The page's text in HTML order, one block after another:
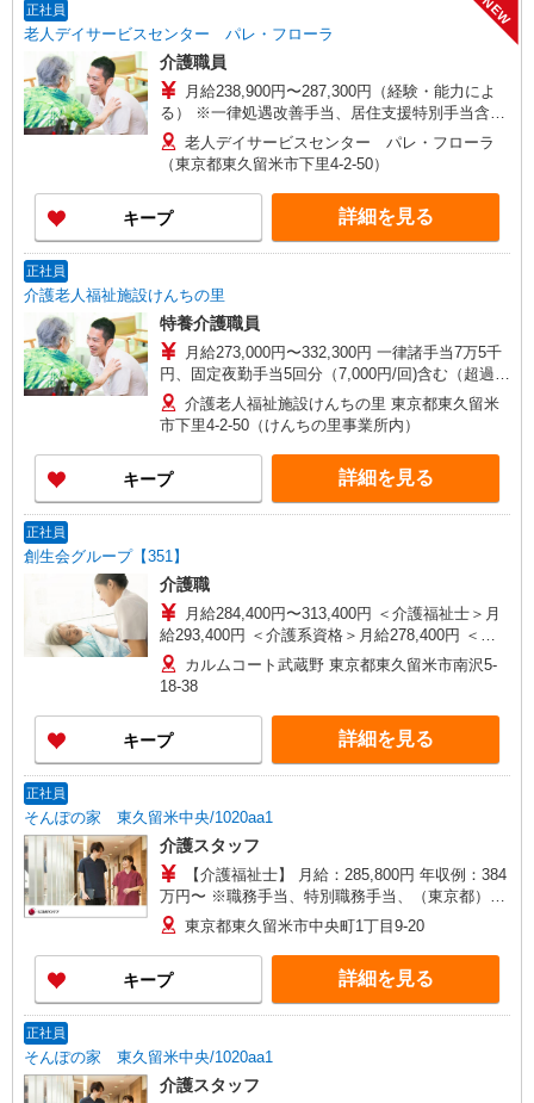
正社員
老人デイサービスセンター パレ・フローラ
NEW
介護職員
月給238,900円〜287,300円（経験・能力によ
る） ※一律処遇改善手当、居住支援特別手当含む
※別途、規定により住宅手当、子ども支援手当、
通勤手当あり
老人デイサービスセンター パレ・フローラ
（東京都東久留米市下里4-2-50）
キープ 詳細を見る
正社員
介護老人福祉施設けんちの里
特養介護職員
月給273,000円〜332,300円 一律諸手当7万5千
円、固定夜勤手当5回分（7,000円/回)含む（超過分
別途支給） ※給与幅は能力・経験等による ※東京
都居住支援特別手当2万円含む
介護老人福祉施設けんちの里 東京都東久留米
市下里4-2-50（けんちの里事業所内）
キープ 詳細を見る
正社員
創生会グループ【351】
介護職
月給284,400円〜313,400円 ＜介護福祉士＞月
給293,400円 ＜介護系資格＞月給278,400円 ＜無
資格＞月給264,400円 ※月給額は夜勤手当5回分
（40,000円）を含みます。 ※超過分は別途支給 ※
（4,400円／月）を含む ※変動あり ※介護職以外
へ職種変更の場合は、対象外となります。
カルムコート武蔵野 東京都東久留米市南沢5-
18-38
キープ 詳細を見る
正社員
そんぽの家 東久留米中央/1020aa1
介護スタッフ
【介護福祉士】 月給：285,800円 年収例：384
万円〜 ※職務手当、特別職務手当、（東京都）居
住支援特別手当、働きがい向上手当、日祝手当
（月平均2回分）、夜勤手当（月平均5回分）等、
毎月平均的に支払われる手当を含みます。 ※夜勤
は時間数によって手当が異なります。 ※居住支援
特別手当は勤続5年目までの方はさらに1万円支給
給 ◎残業時は別途時間外手当支給（超過1分〜）
東京都東久留米市中央町1丁目9-20
キープ 詳細を見る
正社員
そんぽの家 東久留米中央/1020aa1
介護スタッフ